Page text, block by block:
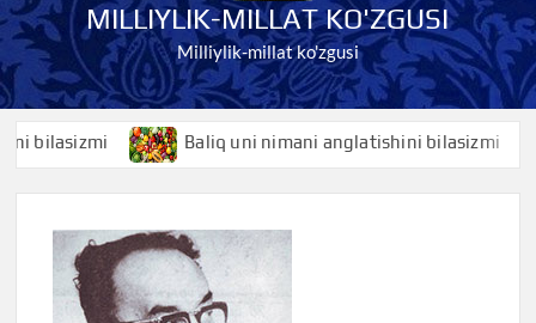
MILLIYLIK-MILLAT KO'ZGUSI
Milliylik-millat ko'zgusi
Baliq uni nimani anglatishini bilasizmi